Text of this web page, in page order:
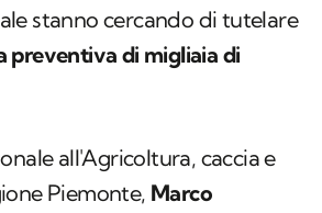
stanno cercando di tutelare
preventiva di migliaia di
all'Agricoltura, caccia e
Piemonte, Marco